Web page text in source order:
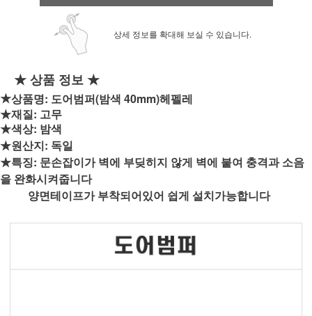
상세 정보를 확대해 보실 수 있습니다.
★ 상품 정보 ★
★상품명: 도어범퍼(밤색 40mm)헤펠레
★재질: 고무
★색상: 밤색
★원산지: 독일
★특징: 문손잡이가 벽에 부딪히지 않게 벽에 붙여 충격과 소음
을 완화시켜줍니다
양면테이프가 부착되어있어 쉽게 설치가능합니다